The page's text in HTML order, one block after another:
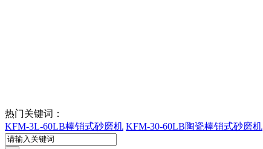
热门关键词：
KFM-3L-60LB棒销式砂磨机 KFM-30-60LB陶瓷棒销式砂磨机